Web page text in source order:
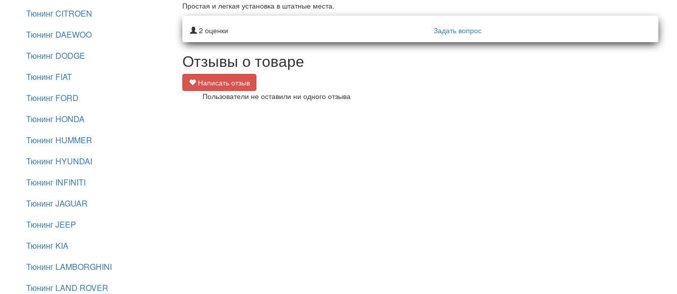
Тюнинг CITROEN
Тюнинг DAEWOO
Тюнинг DODGE
Тюнинг FIAT
Тюнинг FORD
Тюнинг HONDA
Тюнинг HUMMER
Тюнинг HYUNDAI
Тюнинг INFINITI
Тюнинг JAGUAR
Тюнинг JEEP
Тюнинг KIA
Тюнинг LAMBORGHINI
Тюнинг LAND ROVER
Простая и легкая установка в штатные места.
2 оценки Задать вопрос
Отзывы о товаре
Написать отзыв
Пользователи не оставили ни одного отзыва